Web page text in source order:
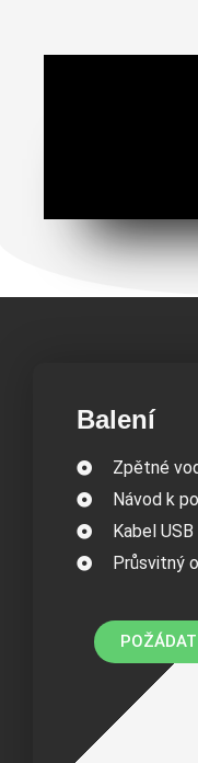
Balení
Zpětné
Návod k
Kabel USB
Průsvitný